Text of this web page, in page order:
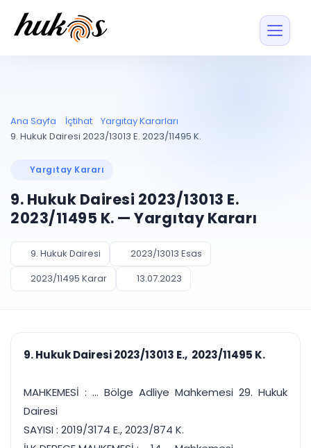
Entegrasyonu
UYAP ile otomatik
UYAP Evrak
Entegrasyonu
UETS Entegrasyonu
Tebligatları anında
Müvekkil ve taraf
Vekalet
PLANLAMA & TAKİP
Pano ve Takip
Duruşma ve görev
takvimi
Bildirim
Süreleri asla kaçırmayın
takibi
rapor
Tek panelde uçtan uca yönetim
UYAP & UETS entegrasyonundan finansa, hepsi bir arada.
Blog
Ücretsiz Başlayın Giriş Yap
Ana Sayfa İçtihat
Yargıtay Kararları
9. Hukuk Dairesi 2023/13013 E. 2023/11495 K.
Yargıtay Kararı
9. Hukuk Dairesi 2023/13013 E.
2023/11495 K. — Yargıtay Kararı
9. Hukuk Dairesi
2023/13013 Esas
2023/11495 Karar
13.07.2023
9. Hukuk Dairesi 2023/13013 E., 2023/11495 K.
MAHKEMESİ : ... Bölge Adliye Mahkemesi 29. Hukuk
Dairesi
SAYISI : 2019/3174 E., 2023/874 K.